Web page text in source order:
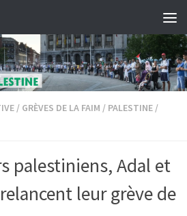
/ GRÈVES DE LA FAIM / PALESTINE /
palestiniens, Adal et
leur grève de